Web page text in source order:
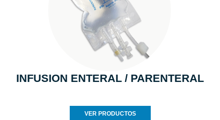
INFUSION ENTERAL / PARENTERAL
VER PRODUCTOS